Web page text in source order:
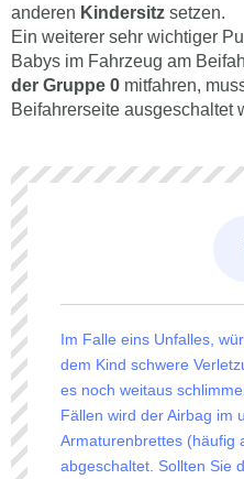
anderen Kindersitz setzen.
Ein weiterer sehr wichtiger
Babys im Fahrzeug am
der Gruppe 0 mitfahren,
Beifahrerseite ausgeschaltet
Im Falle eins Unfalles,
dem Kind schwere
es noch weitaus
Fällen wird der Airbag im
Armaturenbrettes (häufig
abgeschaltet. Sollten Sie